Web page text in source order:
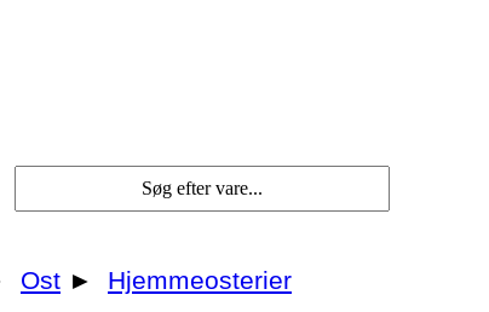
Ost ► Hjemmeosterier